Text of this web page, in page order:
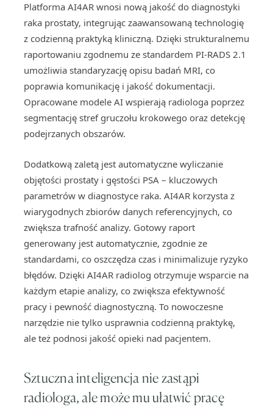
Platforma AI4AR wnosi nową jakość do diagnostyki
raka prostaty, integrując zaawansowaną technologię
z codzienną praktyką kliniczną. Dzięki strukturalnemu
raportowaniu zgodnemu ze standardem PI-RADS 2.1
umożliwia standaryzację opisu badań MRI, co
poprawia komunikację i jakość dokumentacji.
Opracowane modele AI wspierają radiologa poprzez
segmentację stref gruczołu krokowego oraz detekcję
podejrzanych obszarów.
Dodatkową zaletą jest automatyczne wyliczanie
objętości prostaty i gęstości PSA – kluczowych
parametrów w diagnostyce raka. AI4AR korzysta z
wiarygodnych zbiorów danych referencyjnych, co
zwiększa trafność analizy. Gotowy raport
generowany jest automatycznie, zgodnie ze
standardami, co oszczędza czas i minimalizuje ryzyko
błędów. Dzięki AI4AR radiolog otrzymuje wsparcie na
każdym etapie analizy, co zwiększa efektywność
pracy i pewność diagnostyczną. To nowoczesne
narzędzie nie tylko usprawnia codzienną praktykę,
ale też podnosi jakość opieki nad pacjentem.
Sztuczna inteligencja nie zastąpi
radiologa, ale może mu ułatwić pracę